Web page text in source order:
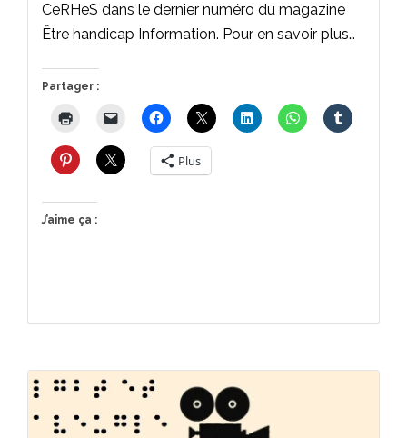
CeRHeS dans le dernier numéro du magazine
Être handicap Information. Pour en savoir plus…
Partager :
Plus
J’aime ça :